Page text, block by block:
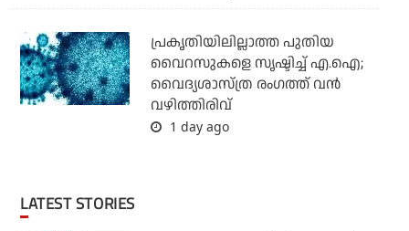
പ്രകൃതിയിലില്ലാത്ത പുതിയ
വൈറസുകളെ സൃഷ്ടിച്ച് എ.ഐ;
വൈദ്യശാസ്ത്ര രംഗത്ത് വന്‍
വഴിത്തിരിവ്
1 day ago
LATEST STORIES